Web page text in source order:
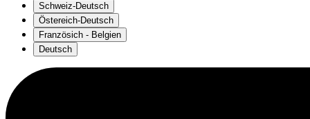
Schweiz-Deutsch
Östereich-Deutsch
Französich - Belgien
Deutsch